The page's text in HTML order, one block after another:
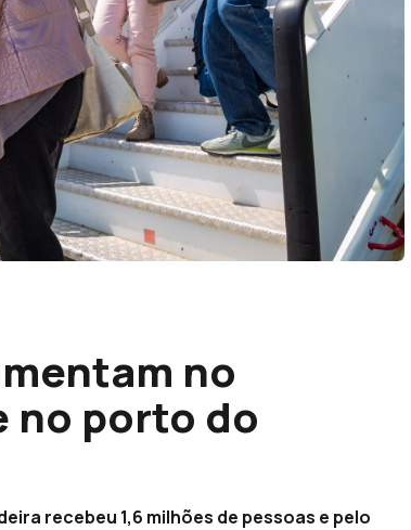
no
no porto do
recebeu 1,6 milhões de pessoas e pelo